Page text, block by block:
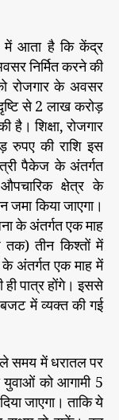
में आता है कि केंद्र
निर्मित करने की
रोजगार के अवसर
से 2 लाख करोड़
शिक्षा, रोजगार
रुपए की राशि इस
पैकेज के अंतर्गत
क्षेत्र के
जमा किया जाएगा।
के अंतर्गत एक माह
तीन किश्तों में
अंतर्गत एक माह में
ही पात्र होंगे। इससे
में व्यक्त की गई
समय में धरातल पर
युवाओं को आगामी 5
जाएगा। ताकि ये